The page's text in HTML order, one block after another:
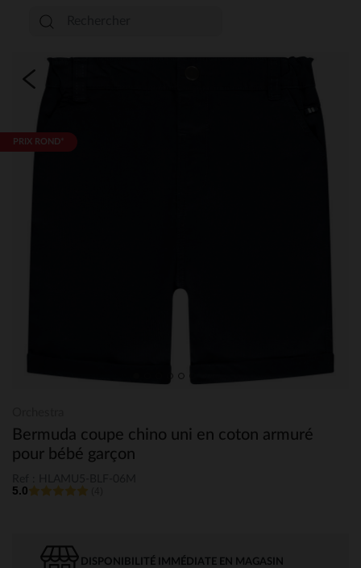
PRIX ROND*
Bermuda coupe chino uni en coton armuré
pour bébé garçon
5.0
DISPONIBILITÉ IMMÉDIATE EN MAGASIN